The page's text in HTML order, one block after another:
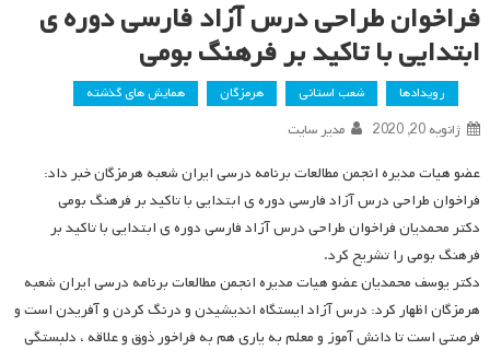
فراخوان طراحی درس آزاد فارسی دوره ی
ابتدایی با تاکید بر فرهنگ بومی
رویدادها شعب استانی هرمزگان همایش های گذشته
ژانویه 20, 2020 مدیر سایت
عضو هیات مدیره انجمن مطالعات برنامه درسی ایران شعبه هرمزگان خبر داد:
فراخوان طراحی درس آزاد فارسی دوره ی ابتدایی با تاکید بر فرهنگ بومی
دکتر محمدیان فراخوان طراحی درس آزاد فارسی دوره ی ابتدایی با تاکید بر
فرهنگ بومی را تشریح کرد.
دکتر یوسف محمدیان عضو هیات مدیره انجمن مطالعات برنامه درسی ایران شعبه
هرمزگان اظهار کرد: درس آزاد ایستگاه اندیشیدن و درنگ کردن و آفریدن است و
فرصتی است تا دانش آموز و معلم به یاری هم به فراخور ذوق و علاقه ، دلبستگی